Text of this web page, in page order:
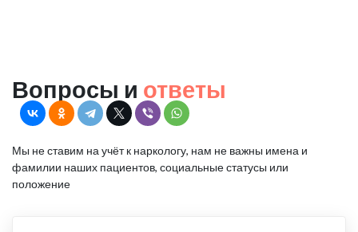
Вопросы и ответы
Мы не ставим на учёт к наркологу, нам не важны имена и
фамилии наших пациентов, социальные статусы или
положение